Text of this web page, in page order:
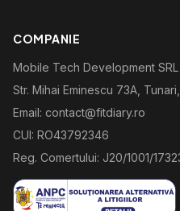
COMPANIE
Mobile Tech Development SRL
Str. Mihai Eminescu 73A,
Email: contact@fitdiary.ro
CUI: RO43792346
Reg. Comertului: J20/1001/